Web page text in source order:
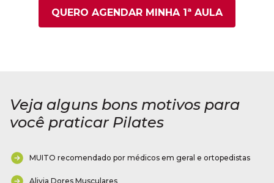
QUERO AGENDAR MINHA 1ª AULA
Veja alguns bons motivos para
você praticar Pilates
MUITO recomendado por médicos em geral e ortopedistas
Alivia Dores Musculares